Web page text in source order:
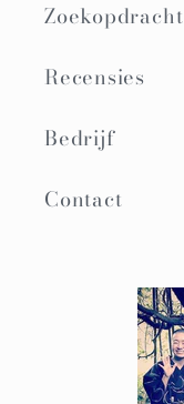
Zoekopdracht
Recensies
Bedrijf
Contact